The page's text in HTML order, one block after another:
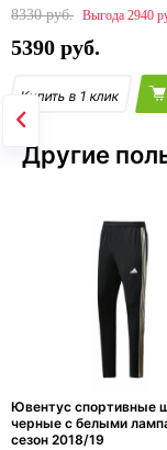
8330
2940
5390
Другие
Ювентус спортивные
черные с белыми
сезон 2018/19